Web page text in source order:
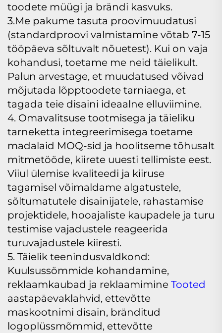
toodete müügi ja brändi kasvuks.
3.Me pakume tasuta proovimuudatusi
(standardproovi valmistamine võtab 7-15
tööpäeva sõltuvalt nõuetest). Kui on vaja
kohandusi, toetame me neid täielikult.
Palun arvestage, et muudatused võivad
mõjutada lõpptoodete tarniaega, et
tagada teie disaini ideaalne elluviimine.
4. Omavalitsuse tootmisega ja täieliku
tarneketta integreerimisega toetame
madalaid MOQ-sid ja hoolitseme tõhusalt
mitmetööde, kiirete uuesti tellimiste eest.
Viiul ülemise kvaliteedi ja kiiruse
tagamisel võimaldame algatustele,
sõltumatutele disainijatele, rahastamise
projektidele, hooajaliste kaupadele ja turu
testimise vajadustele reageerida
turuvajadustele kiiresti.
5. Täielik teenindusvaldkond:
Kuulsussömmide kohandamine,
reklaamkaubad ja reklaamimine Tooted
aastapäevaklahvid, ettevõtte
maskootnimi disain, bränditud
logoplüssmõmmid, ettevõtte